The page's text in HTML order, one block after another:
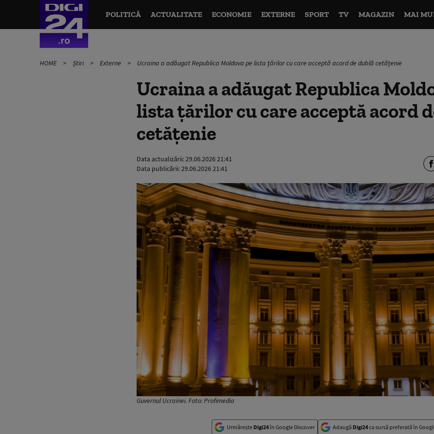
POLITICĂ ACTUALITATE ECONOMIE EXTERNE SPORT TV MAGAZIN MAI
HOME Știri Externe Ucraina a adăugat Republica Moldova pe lista țărilor cu care acceptă acord de dublă cetățenie
Ucraina a adăugat Republica
lista țărilor cu care acceptă acord
cetățenie
Data actualizării:29.06.2026 21:41
Data publicării:29.06.2026 21:41
Guvernul Ucrainei. Foto: Profimedia
Urmărește Digi24în Google Discover Adaugă Digi24ca sursă preferată în